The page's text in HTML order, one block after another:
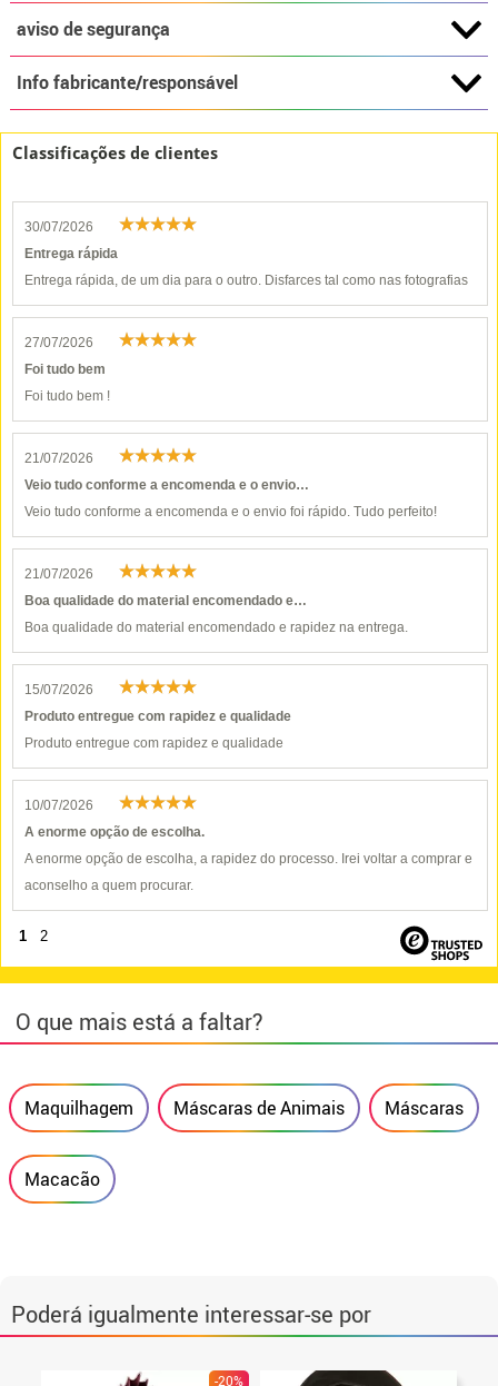
aviso de segurança
Info fabricante/responsável
Classificações de clientes
30/07/2026
Entrega rápida
Entrega rápida, de um dia para o outro. Disfarces tal como nas fotografias
27/07/2026
Foi tudo bem
Foi tudo bem !
21/07/2026
Veio tudo conforme a encomenda e o envio…
Veio tudo conforme a encomenda e o envio foi rápido. Tudo perfeito!
21/07/2026
Boa qualidade do material encomendado e…
Boa qualidade do material encomendado e rapidez na entrega.
15/07/2026
Produto entregue com rapidez e qualidade
Produto entregue com rapidez e qualidade
10/07/2026
A enorme opção de escolha.
A enorme opção de escolha, a rapidez do processo. Irei voltar a comprar e
aconselho a quem procurar.
1 2
O que mais está a faltar?
Maquilhagem Máscaras de Animais Máscaras
Macacão
Poderá igualmente interessar-se por
-20%